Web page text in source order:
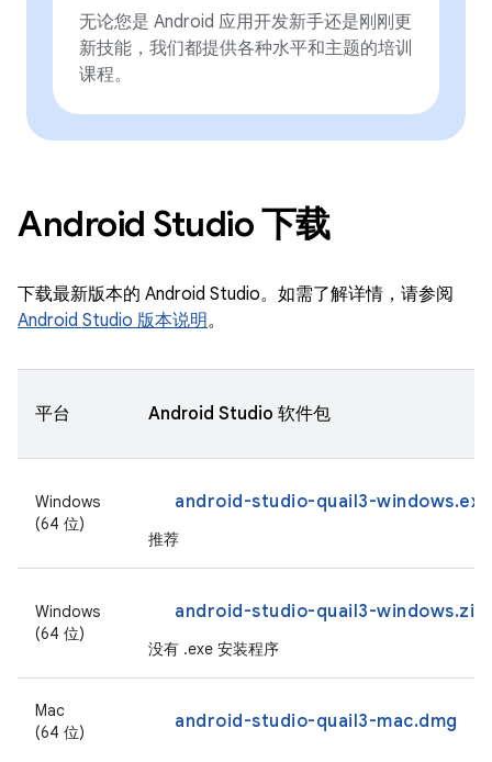
无论您是 Android 应用开发新手还是刚刚更
新技能，我们都提供各种水平和主题的培训
课程。
Android Studio 下载
下载最新版本的 Android Studio。如需了解详情，请参阅
Android Studio 版本说明。
平台 Android Studio 软件包
Windows
(64 位)
android-studio-quail3-windows.exe
推荐
Windows
(64 位)
android-studio-quail3-windows.zip
没有 .exe 安装程序
Mac
(64 位)
android-studio-quail3-mac.dmg